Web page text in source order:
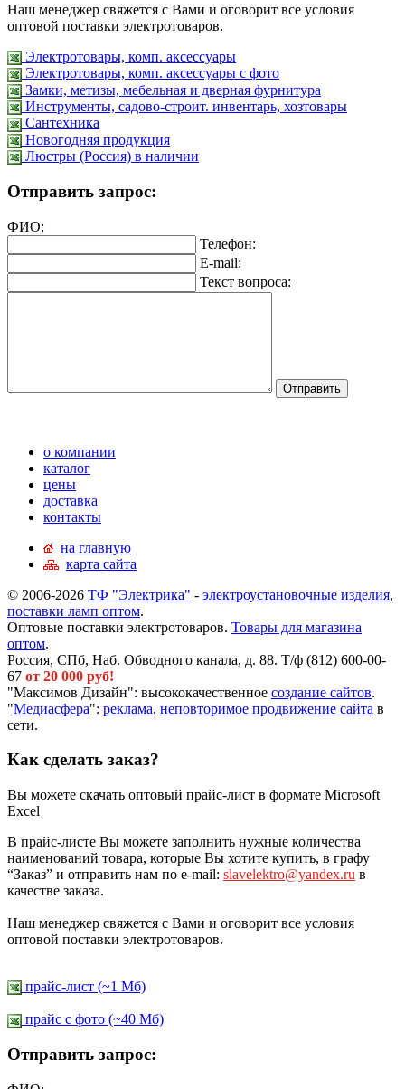
Наш менеджер свяжется с Вами и оговорит все условия
оптовой поставки электротоваров.
Электротовары, комп. аксессуары
Электротовары, комп. аксессуары с фото
Замки, метизы, мебельная и дверная фурнитура
Инструменты, садово-строит. инвентарь, хозтовары
Сантехника
Новогодняя продукция
Люстры (Россия) в наличии
Отправить запрос:
ФИО:
Телефон:
E-mail:
Текст вопроса:
о компании
каталог
цены
доставка
контакты
на главную
карта сайта
© 2006-2026 ТФ "Электрика" - электроустановочные изделия,
поставки ламп оптом.
Оптовые поставки электротоваров. Товары для магазина
оптом.
Россия, СПб, Наб. Обводного канала, д. 88. Т/ф (812) 600-00-
67 от 20 000 руб!
"Максимов Дизайн": высококачественное создание сайтов.
"Медиасфера": реклама, неповторимое продвижение сайта в
сети.
Как сделать заказ?
Вы можете скачать оптовый прайс-лист в формате Microsoft
Excel
В прайс-листе Вы можете заполнить нужные количества
наименований товара, которые Вы хотите купить, в графу
“Заказ” и отправить нам по e-mail: slavelektro@yandex.ru в
качестве заказа.
Наш менеджер свяжется с Вами и оговорит все условия
оптовой поставки электротоваров.
прайс-лист (~1 Мб)
прайс c фото (~40 Мб)
Отправить запрос: